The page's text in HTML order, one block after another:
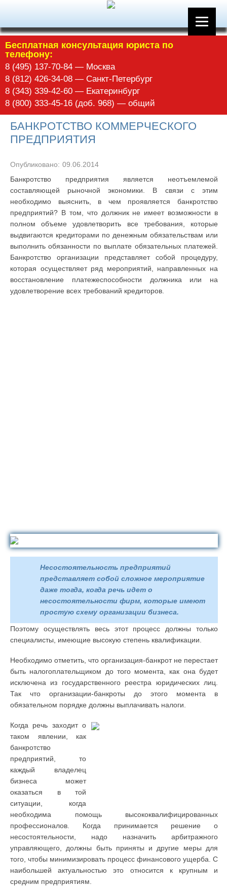
Бесплатная консультация юриста по
телефону:
8 (495) 137-70-84 — Москва
8 (812) 426-34-08 — Санкт-Петербург
8 (343) 339-42-60 — Екатеринбург
8 (800) 333-45-16 (доб. 968) — общий
БАНКРОТСТВО КОММЕРЧЕСКОГО
ПРЕДПРИЯТИЯ
Опубликовано: 09.06.2014
Банкротство предприятия является неотъемлемой
составляющей рыночной экономики. В связи с этим
необходимо выяснить, в чем проявляется банкротство
предприятий? В том, что должник не имеет возможности в
полном объеме удовлетворить все требования, которые
выдвигаются кредиторами по денежным обязательствам или
выполнить обязанности по выплате обязательных платежей.
Банкротство организации представляет собой процедуру,
которая осуществляет ряд мероприятий, направленных на
восстановление платежеспособности должника или на
удовлетворение всех требований кредиторов.
Несостоятельность предприятий
представляет собой сложное мероприятие
даже тогда, когда речь идет о
несостоятельности фирм, которые имеют
простую схему организации бизнеса.
Поэтому осуществлять весь этот процесс должны только
специалисты, имеющие высокую степень квалификации.
Необходимо отметить, что организация-банкрот не перестает
быть налогоплательщиком до того момента, как она будет
исключена из государственного реестра юридических лиц.
Так что организации-банкроты до этого момента в
обязательном порядке должны выплачивать налоги.
Когда речь заходит о
таком явлении, как
банкротство
предприятий, то
каждый владелец
бизнеса может
оказаться в той
ситуации, когда
необходима помощь высококвалифицированных
профессионалов. Когда принимается решение о
несостоятельности, надо назначить арбитражного
управляющего, должны быть приняты и другие меры для
того, чтобы минимизировать процесс финансового ущерба. С
наибольшей актуальностью это относится к крупным и
средним предприятиям.